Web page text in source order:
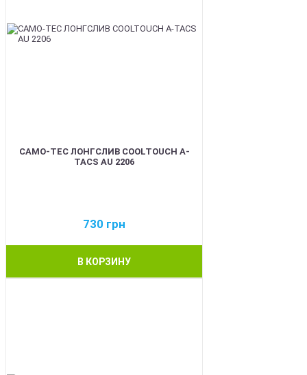
CAMO-TEC ЛОНГСЛИВ COOLTOUCH A-
TACS AU 2206
730 грн
В КОРЗИНУ